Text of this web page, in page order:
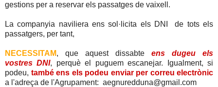
gestions per a reservar els passatges de vaixell.
La companyia naviliera ens sol·licita els DNI de tots els
passatgers, per tant,
NECESSITAM, que aquest dissabte ens dugeu els
vostres DNI, perquè el puguem escanejar. Igualment, si
podeu, també ens els podeu enviar per correu electrònic
a l'adreça de l'Agrupament: aegnuredduna@gmail.com